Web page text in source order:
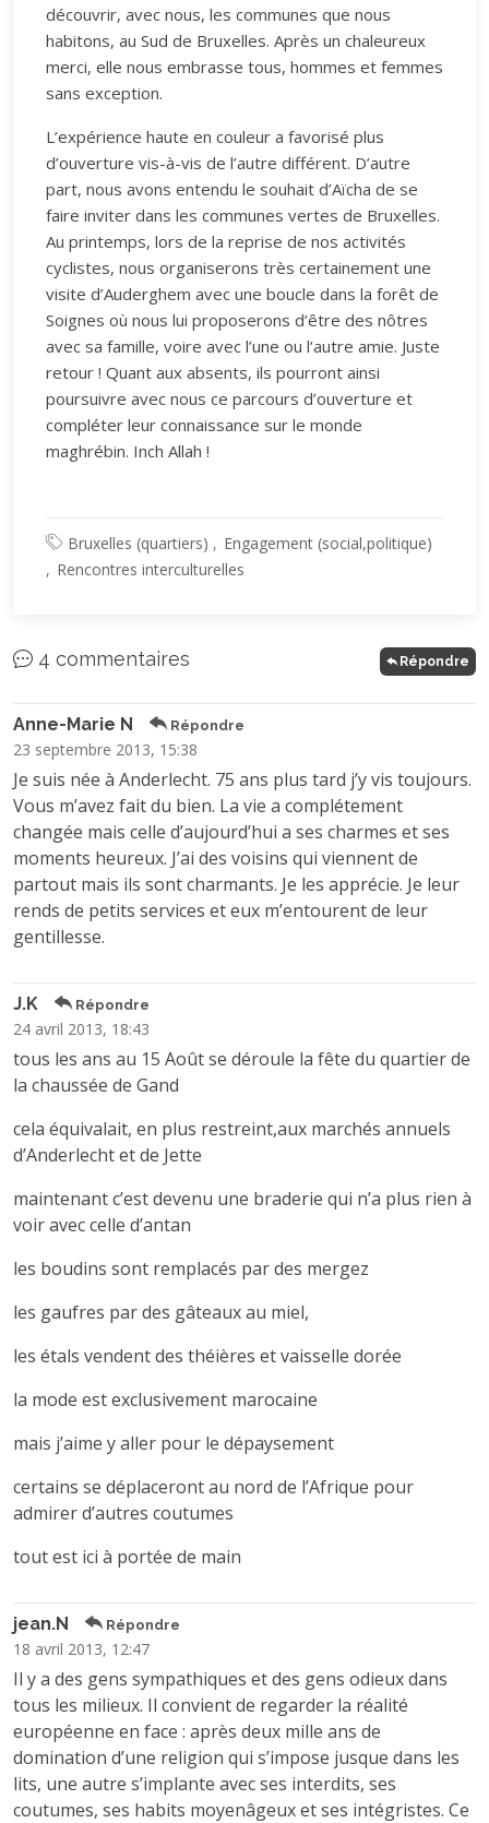
découvrir, avec nous, les communes que nous
habitons, au Sud de Bruxelles. Après un chaleureux
merci, elle nous embrasse tous, hommes et femmes
sans exception.
L’expérience haute en couleur a favorisé plus
d’ouverture vis-à-vis de l’autre différent. D’autre
part, nous avons entendu le souhait d’Aïcha de se
faire inviter dans les communes vertes de Bruxelles.
Au printemps, lors de la reprise de nos activités
cyclistes, nous organiserons très certainement une
visite d’Auderghem avec une boucle dans la forêt de
Soignes où nous lui proposerons d’être des nôtres
avec sa famille, voire avec l’une ou l’autre amie. Juste
retour ! Quant aux absents, ils pourront ainsi
poursuivre avec nous ce parcours d’ouverture et
compléter leur connaissance sur le monde
maghrébin. Inch Allah !
Bruxelles (quartiers)
Engagement (social,politique)
Rencontres interculturelles
4 commentaires Répondre
Anne-Marie N Répondre
23 septembre 2013, 15:38
Je suis née à Anderlecht. 75 ans plus tard j’y vis toujours.
Vous m’avez fait du bien. La vie a complétement
changée mais celle d’aujourd’hui a ses charmes et ses
moments heureux. J’ai des voisins qui viennent de
partout mais ils sont charmants. Je les apprécie. Je leur
rends de petits services et eux m’entourent de leur
gentillesse.
J.K Répondre
24 avril 2013, 18:43
tous les ans au 15 Août se déroule la fête du quartier de
la chaussée de Gand
cela équivalait, en plus restreint,aux marchés annuels
d’Anderlecht et de Jette
maintenant c’est devenu une braderie qui n’a plus rien à
voir avec celle d’antan
les boudins sont remplacés par des mergez
les gaufres par des gâteaux au miel,
les étals vendent des théières et vaisselle dorée
la mode est exclusivement marocaine
mais j’aime y aller pour le dépaysement
certains se déplaceront au nord de l’Afrique pour
admirer d’autres coutumes
tout est ici à portée de main
jean.N Répondre
18 avril 2013, 12:47
Il y a des gens sympathiques et des gens odieux dans
tous les milieux. Il convient de regarder la réalité
européenne en face : après deux mille ans de
domination d’une religion qui s’impose jusque dans les
lits, une autre s’implante avec ses interdits, ses
coutumes, ses habits moyenâgeux et ses intégristes. Ce